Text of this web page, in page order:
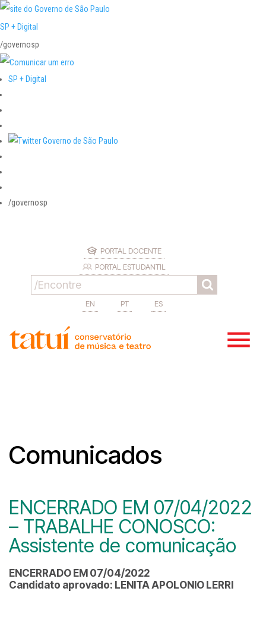
SP + Digital
/governosp
SP + Digital
/governosp
PORTAL DOCENTE
PORTAL ESTUDANTIL
EN PT ES
Comunicados
ENCERRADO EM 07/04/2022
– TRABALHE CONOSCO:
Assistente de comunicação
ENCERRADO EM 07/04/2022
Candidato aprovado: LENITA APOLONIO LERRI